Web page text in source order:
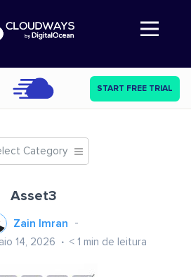
Abre a navegação
START FREE TRIAL
Category
Asset3
Zain Imran
14, 2026 < 1 min de leitura